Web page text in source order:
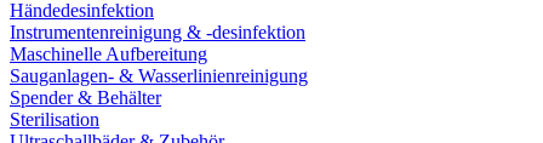
Händedesinfektion
Instrumentenreinigung & -desinfektion
Maschinelle Aufbereitung
Sauganlagen- & Wasserlinienreinigung
Spender & Behälter
Sterilisation